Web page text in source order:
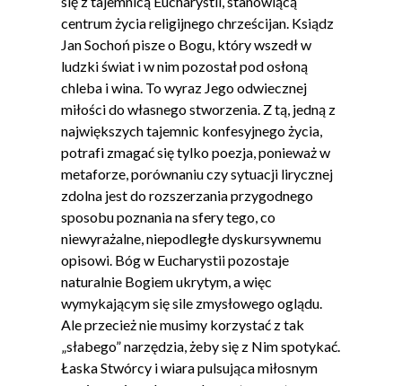
centrum życia religijnego chrześcijan. Ksiądz
Jan Sochoń pisze o Bogu, który wszedł w
ludzki świat i w nim pozostał pod osłoną
chleba i wina. To wyraz Jego odwiecznej
miłości do własnego stworzenia. Z tą, jedną z
największych tajemnic konfesyjnego życia,
potrafi zmagać się tylko poezja, ponieważ w
metaforze, porównaniu czy sytuacji lirycznej
zdolna jest do rozszerzania przygodnego
sposobu poznania na sfery tego, co
niewyrażalne, niepodległe dyskursywnemu
opisowi. Bóg w Eucharystii pozostaje
naturalnie Bogiem ukrytym, a więc
wymykającym się sile zmysłowego oglądu.
Ale przecież nie musimy korzystać z tak
„słabego” narzędzia, żeby się z Nim spotykać.
Łaska Stwórcy i wiara pulsująca miłosnym